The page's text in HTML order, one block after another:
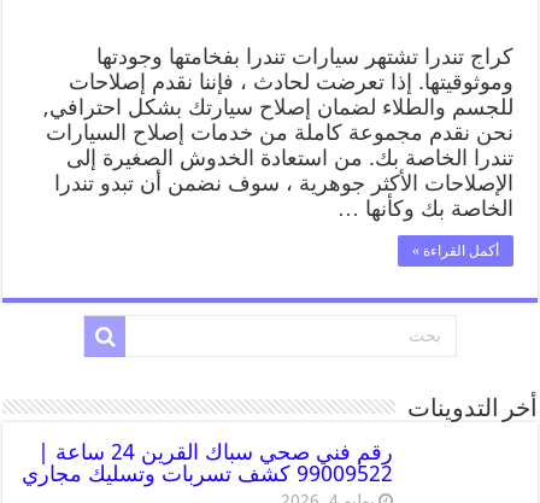
كراج تندرا تشتهر سيارات تندرا بفخامتها وجودتها
وموثوقيتها. إذا تعرضت لحادث ، فإننا نقدم إصلاحات
للجسم والطلاء لضمان إصلاح سيارتك بشكل احترافي,
نحن نقدم مجموعة كاملة من خدمات إصلاح السيارات
تندرا الخاصة بك. من استعادة الخدوش الصغيرة إلى
الإصلاحات الأكثر جوهرية ، سوف نضمن أن تبدو تندرا
الخاصة بك وكأنها …
أكمل القراءة »
أخر التدوينات
رقم فني صحي سباك القرين 24 ساعة |
99009522 كشف تسربات وتسليك مجاري